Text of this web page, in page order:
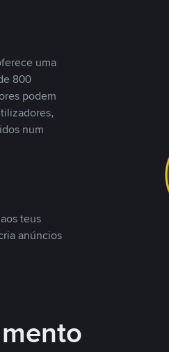
uma
800
podem
num
teus
anúncios